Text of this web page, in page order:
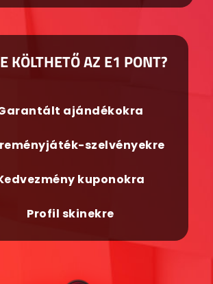
KÖLTHETŐ AZ E1 PONT?
ajándékokra
szelvényekre
kuponokra
Profil skinekre